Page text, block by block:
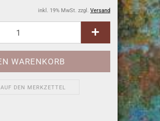
inkl. 19% MwSt. zzgl. Versand
AUF DEN MERKZETTEL